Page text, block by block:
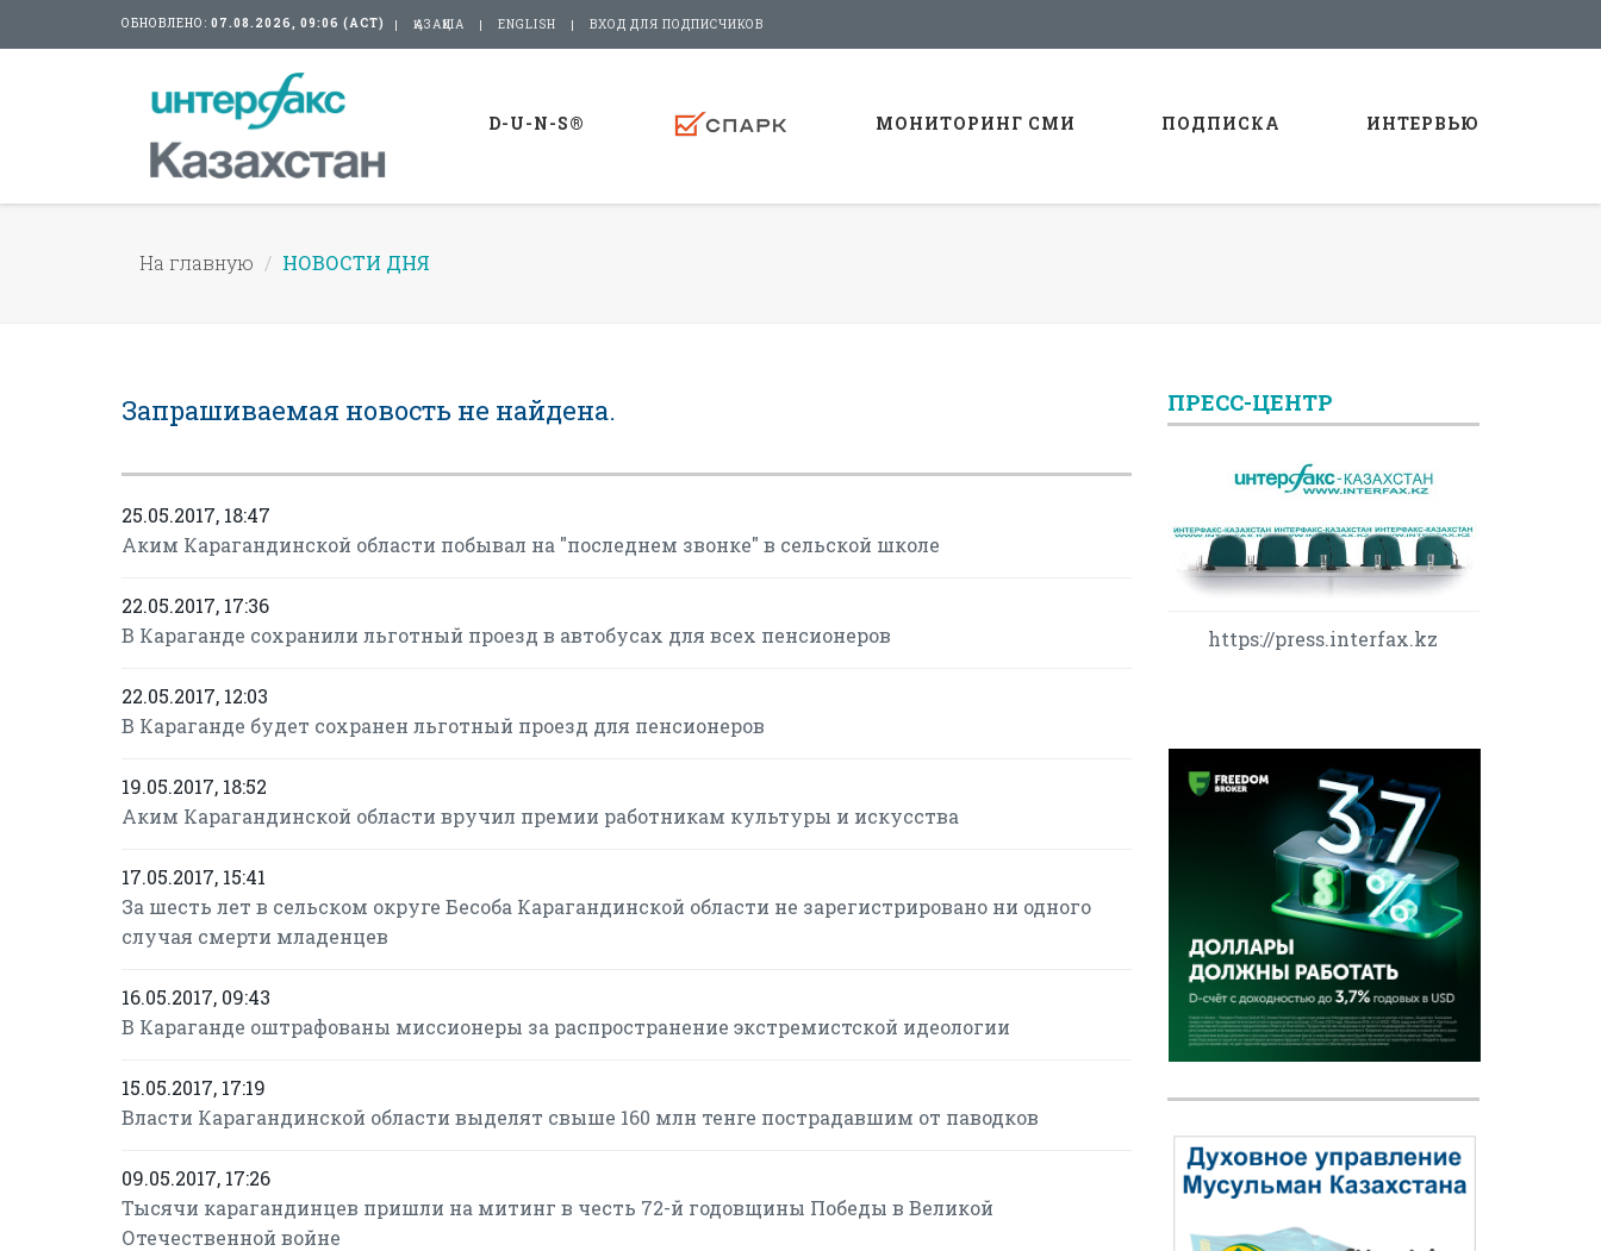
ОБНОВЛЕНО: 07.08.2026, 09:06 (АСТ) ҚАЗАҚША ENGLISH ВХОД ДЛЯ ПОДПИСЧИКОВ
D-U-N-S® МОНИТОРИНГ СМИ ПОДПИСКА ИНТЕРВЬЮ
На главную НОВОСТИ ДНЯ
Запрашиваемая новость не найдена.
25.05.2017, 18:47
Аким Карагандинской области побывал на "последнем звонке" в сельской школе
22.05.2017, 17:36
В Караганде сохранили льготный проезд в автобусах для всех пенсионеров
22.05.2017, 12:03
В Караганде будет сохранен льготный проезд для пенсионеров
19.05.2017, 18:52
Аким Карагандинской области вручил премии работникам культуры и искусства
17.05.2017, 15:41
За шесть лет в сельском округе Бесоба Карагандинской области не зарегистрировано ни одного
случая смерти младенцев
16.05.2017, 09:43
В Караганде оштрафованы миссионеры за распространение экстремистской идеологии
15.05.2017, 17:19
Власти Карагандинской области выделят свыше 160 млн тенге пострадавшим от паводков
09.05.2017, 17:26
Тысячи карагандинцев пришли на митинг в честь 72-й годовщины Победы в Великой
Отечественной войне
ПРЕСС-ЦЕНТР
https://press.interfax.kz